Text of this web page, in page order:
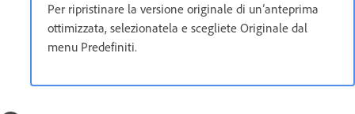
Per ripristinare la versione originale di un’anteprima
ottimizzata, selezionatela e scegliete Originale dal
menu Predefiniti.